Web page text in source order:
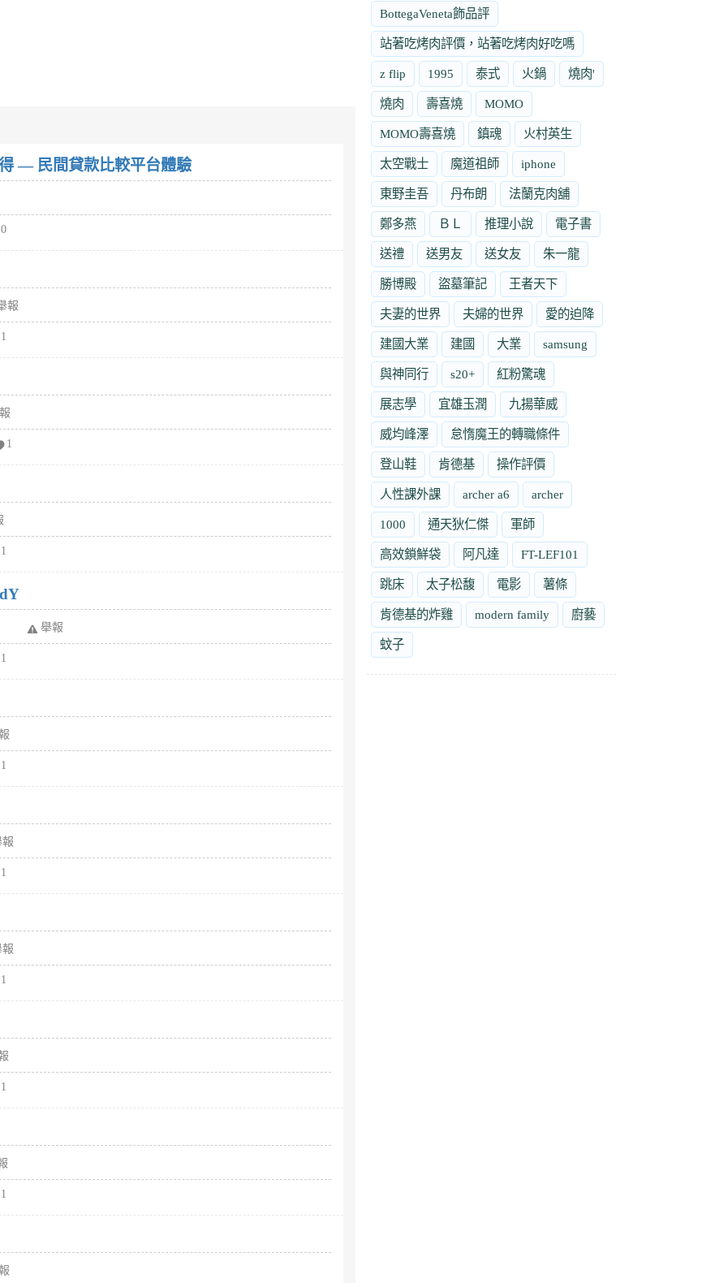
— 民間貸款比較平台體驗
0
報
1
1
1
舉報
1
1
報
1
報
1
1
1
BottegaVeneta飾品評
站著吃烤肉評價，站著吃烤肉好吃嗎
z flip 1995 泰式 火鍋 燒肉'
燒肉 壽喜燒 MOMO
MOMO壽喜燒 鎮魂 火村英生
太空戰士 魔道祖師 iphone
東野圭吾 丹布朗 法蘭克肉舖
鄭多燕 ＢＬ 推理小說 電子書
送禮 送男友 送女友 朱一龍
勝博殿 盜墓筆記 王者天下
夫妻的世界 夫婦的世界 愛的迫降
建國大業 建國 大業 samsung
與神同行 s20+ 紅粉驚魂
展志學 宜雄玉潤 九揚華威
威均峰澤 怠惰魔王的轉職條件
登山鞋 肯德基 操作評價
人性課外課 archer a6 archer
1000 通天狄仁傑 軍師
高效鎖鮮袋 阿凡達 FT-LEF101
跳床 太子松馥 電影 薯條
肯德基的炸雞 modern family 廚藝
蚊子